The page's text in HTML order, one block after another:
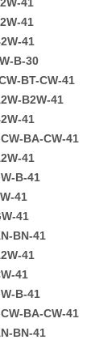
41
41
B-30
BT-CW-41
B2W-41
41
BA-CW-41
41
B-41
41
41
BN-41
41
41
B-41
BA-CW-41
BN-41